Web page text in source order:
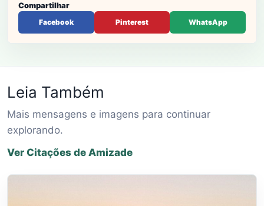
Compartilhar
Facebook Pinterest WhatsApp
Leia Também
Mais mensagens e imagens para continuar
explorando.
Ver Citações de Amizade